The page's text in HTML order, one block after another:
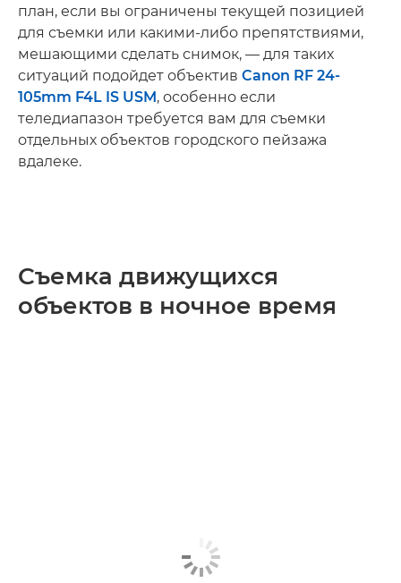
план, если вы ограничены текущей позицией
для съемки или какими-либо препятствиями,
мешающими сделать снимок, — для таких
ситуаций подойдет объектив Canon RF 24-
105mm F4L IS USM, особенно если
теледиапазон требуется вам для съемки
отдельных объектов городского пейзажа
вдалеке.
Съемка движущихся
объектов в ночное время